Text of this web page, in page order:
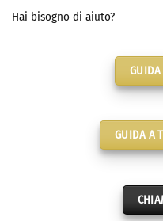
Hai bisogno di aiuto?
GUIDA A